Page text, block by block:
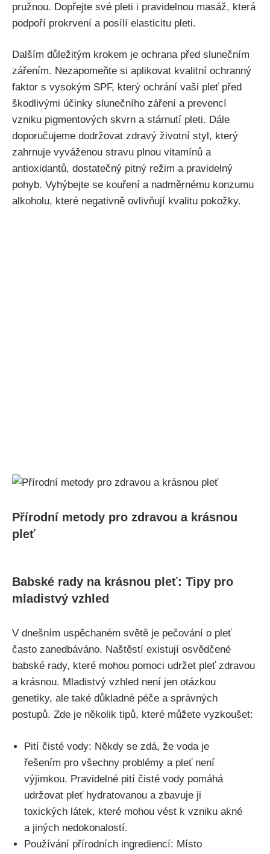
pružnou. Dopřejte své pleti i pravidelnou masáž, která⁣
podpoří prokrvení a​ posílí elasticitu pleti.
Dalším důležitým krokem ⁢je ⁢ochrana před slunečním
zářením. Nezapomeňte si aplikovat kvalitní ochranný
faktor s ‍vysokým SPF, který ochrání vaši pleť před
škodlivými účinky slunečního záření a prevencí
vzniku pigmentových ‍skvrn a stárnutí pleti. ​Dále
doporučujeme dodržovat zdravý životní styl, který
zahrnuje vyváženou stravu plnou⁣ vitamínů a
antioxidantů, dostatečný pitný⁣ režim a‍ pravidelný
⁣pohyb. Vyhýbejte se ​kouření a ⁤nadměrnému konzumu
alkoholu, ​které negativně ovlivňují kvalitu pokožky.
Přírodní‌ metody⁤ pro zdravou‍ a krásnou
pleť
Babské rady na krásnou pleť: ⁤Tipy pro ​
mladistvý vzhled
V dnešním uspěchaném světě je pečování o pleť
často zanedbáváno. Naštěstí existují⁢ osvědčené
babské rady, které mohou pomoci‌ udržet pleť⁤ zdravou
⁣a‍ krásnou. ​Mladistvý ​vzhled není jen otázkou
genetiky, ⁣ale také⁣ důkladné péče a správných
postupů. Zde je několik tipů, které můžete vyzkoušet:
Pití ⁤čisté ‍vody: Někdy se zdá, že voda je
řešením pro všechny problémy ‌a ‌pleť není
výjimkou. Pravidelné pití čisté vody pomáhá
udržovat pleť ​hydratovanou ⁢a zbavuje ji
toxických látek, které mohou vést‍ k vzniku akné
a jiných nedokonalostí.
Používání přírodních ingrediencí: ⁤Místo